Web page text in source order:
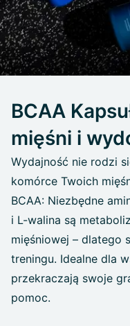
BCAA
mięśni i
Wydajność nie rodzi
komórce Twoich
BCAA: Niezbędne
i L-walina są
mięśniowej – dlatego
treningu. Idealne dla
przekraczają swoje
pomoc.